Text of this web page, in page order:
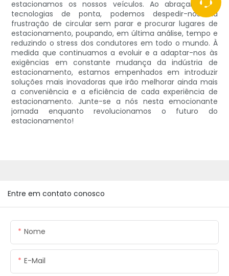
estacionamos os nossos veículos. Ao abraçar estas
tecnologias de ponta, podemos despedir-nos da
frustração de circular sem parar e procurar lugares de
estacionamento, poupando, em última análise, tempo e
reduzindo o stress dos condutores em todo o mundo. À
medida que continuamos a evoluir e a adaptar-nos às
exigências em constante mudança da indústria de
estacionamento, estamos empenhados em introduzir
soluções mais inovadoras que irão melhorar ainda mais
a conveniência e a eficiência de cada experiência de
estacionamento. Junte-se a nós nesta emocionante
jornada enquanto revolucionamos o futuro do
estacionamento!
Entre em contato conosco
Nome
E-Mail